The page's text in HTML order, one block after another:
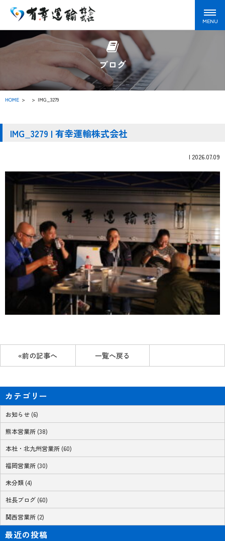
ブログ
HOME > IMG_3279
IMG_3279 | 有幸運輸株式会社
| 2026.07.09
«前の記事へ 一覧へ戻る
カテゴリー
お知らせ (6)
熊本営業所 (38)
本社・北九州営業所 (60)
福岡営業所 (30)
未分類 (4)
社長ブログ (60)
関西営業所 (2)
最近の投稿